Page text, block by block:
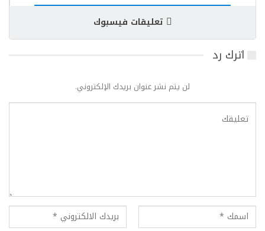
تعليقات فيسبوك
اترك رد
لن يتم نشر عنوان بريدك الإلكتروني.